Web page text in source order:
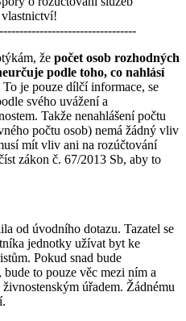
vlastnictví!
že počet osob rozhodných
podle toho, co nahlásí
To je pouze dílčí informace, se
svého uvážení a
Takže nenahlášení počtu
počtu osob) nemá žádný vliv
mít vliv ani na rozúčtování
zákon č. 67/2013 Sb, aby to
od úvodního dotazu. Tazatel se
jednotky užívat byt ke
Pokud snad bude
to pouze věc mezi ním a
úřadem. Žádnému